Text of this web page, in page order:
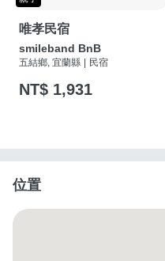
唯孝民宿
smileband BnB
五結鄉, 宜蘭縣 | 民宿
NT$ 1,931
位置